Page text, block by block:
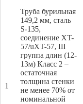
1
Труба бурильная
149,2 мм, сталь
S-135,
соединение XT-
57/uXT-57, III
группа длин (12-
13м) Класс 2 –
остаточная
толщина стенки
не менее 70% от
номинальной